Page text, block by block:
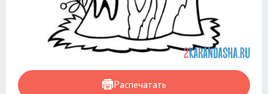
Распечатать